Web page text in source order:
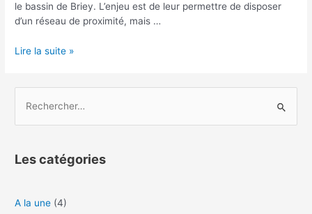
le bassin de Briey. L’enjeu est de leur permettre de disposer
d’un réseau de proximité, mais …
Lire la suite »
Les catégories
A la une (4)